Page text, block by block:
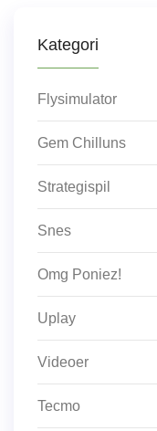
Kategori
Flysimulator
Gem Chilluns
Strategispil
Snes
Omg Poniez!
Uplay
Videoer
Tecmo